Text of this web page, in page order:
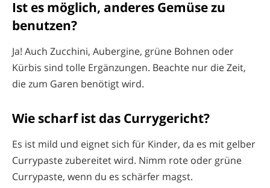
Ist es möglich, anderes Gemüse zu
benutzen?
Ja! Auch Zucchini, Aubergine, grüne Bohnen oder
Kürbis sind tolle Ergänzungen. Beachte nur die Zeit,
die zum Garen benötigt wird.
Wie scharf ist das Currygericht?
Es ist mild und eignet sich für Kinder, da es mit gelber
Currypaste zubereitet wird. Nimm rote oder grüne
Currypaste, wenn du es schärfer magst.